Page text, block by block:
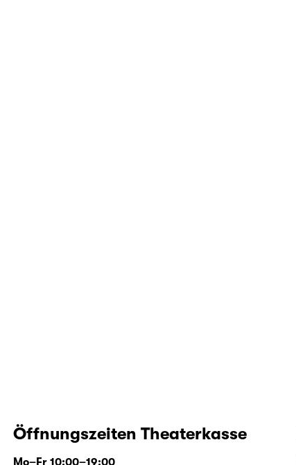
Öffnungszeiten Theaterkasse
Mo–Fr 10:00–19:00